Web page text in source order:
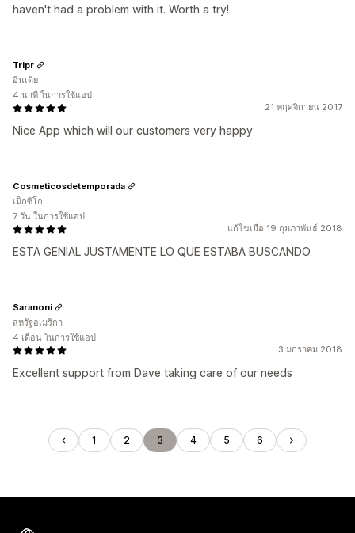
haven't had a problem with it. Worth a try!
21 พฤศจิกายน 2017
Nice App which will our customers very happy
Tripr
อินเดีย
4 นาที ในการใช้แอป
แก้ไขเมื่อ 19 กุมภาพันธ์ 2018
ESTA GENIAL JUSTAMENTE LO QUE ESTABA BUSCANDO.
Cosmeticosdetemporada
เม็กซิโก
7 วัน ในการใช้แอป
3 มกราคม 2018
Excellent support from Dave taking care of our needs
Saranoni
สหรัฐอเมริกา
4 เดือน ในการใช้แอป
1 2 3 4 5 6